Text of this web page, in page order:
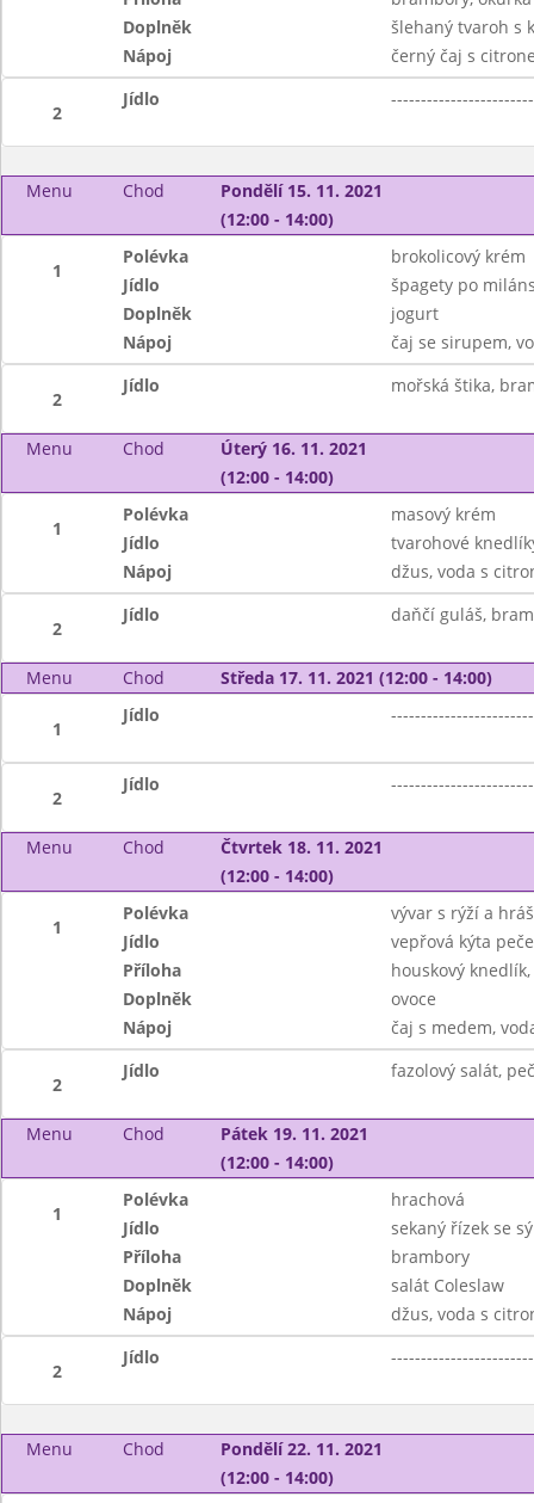
Doplněk
šlehaný tvaroh s
Nápoj
černý čaj s
2
Jídlo
Menu Chod
Pondělí 15. 11. 2021
(12:00 - 14:00)
1
Polévka
brokolicový krém
Jídlo
špagety po
Doplněk
jogurt
Nápoj
čaj se sirupem,
2
Jídlo mořská štika,
Menu Chod
Úterý 16. 11. 2021
(12:00 - 14:00)
1
Polévka
masový krém
Jídlo
tvarohové
Nápoj
džus, voda s
2
Jídlo daňčí guláš,
Menu Chod Středa 17. 11. 2021 (12:00 - 14:00)
1
Jídlo
2
Jídlo
Menu Chod
Čtvrtek 18. 11. 2021
(12:00 - 14:00)
1
Polévka
vývar s rýží a
Jídlo
vepřová kýta
Příloha
houskový
Doplněk
ovoce
Nápoj
čaj s medem,
2
Jídlo fazolový salát,
Menu Chod
Pátek 19. 11. 2021
(12:00 - 14:00)
1
Polévka
hrachová
Jídlo
sekaný řízek se
Příloha
brambory
Doplněk
salát Coleslaw
Nápoj
džus, voda s
2
Jídlo
Menu Chod
Pondělí 22. 11. 2021
(12:00 - 14:00)